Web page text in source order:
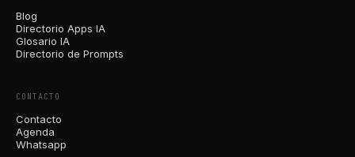
Blog
Directorio Apps IA
Glosario IA
Directorio de Prompts
CONTACTO
Contacto
Agenda
Whatsapp